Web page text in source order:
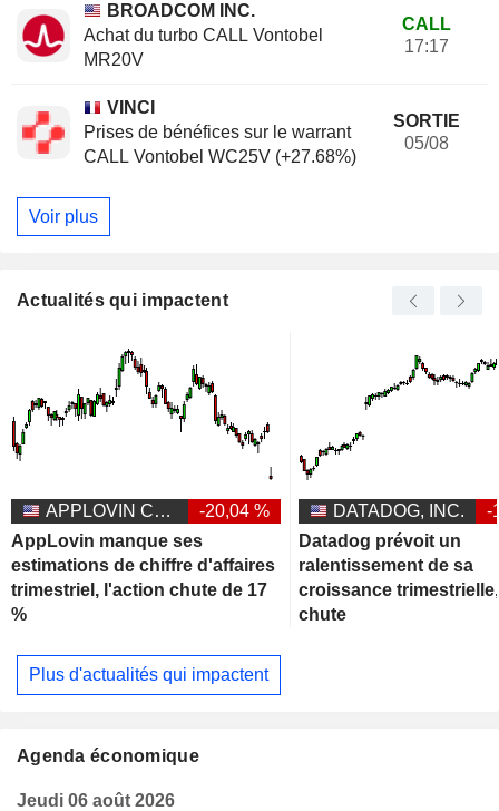
BROADCOM INC.
Achat du turbo CALL Vontobel
MR20V
CALL
17:17
VINCI
Prises de bénéfices sur le warrant
CALL Vontobel WC25V (+27.68%)
SORTIE
05/08
Voir plus
Actualités qui impactent
APPLOVIN CORPORATION
-20,04 %
AppLovin manque ses
estimations de chiffre d'affaires
trimestriel, l'action chute de 17
%
DATADOG, INC.
-
Datadog prévoit un
ralentissement de sa
croissance
chute
Plus d'actualités qui impactent
Agenda économique
Jeudi 06 août 2026